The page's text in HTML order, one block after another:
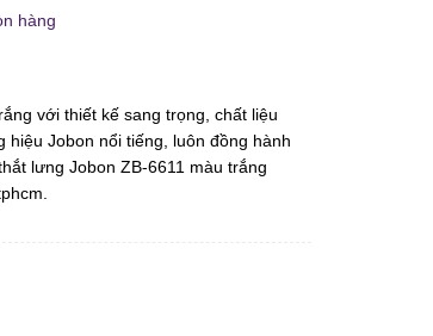
hàng
với thiết kế sang trọng, chất liệu
Jobon nổi tiếng, luôn đồng hành
lưng Jobon ZB-6611 màu trắng